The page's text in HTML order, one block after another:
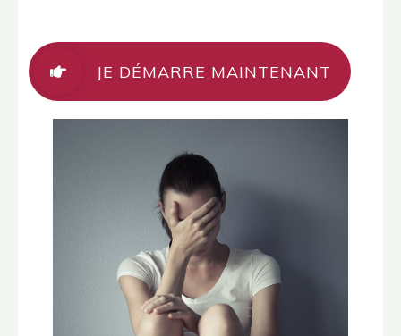
JE DÉMARRE MAINTENANT